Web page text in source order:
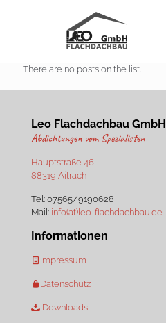
There are no posts on the list.
Leo Flachdachbau GmbH
Abdichtungen vom Spezialisten
Hauptstraße 46
88319 Aitrach
Tel: 07565/9190628
Mail: info(at)leo-flachdachbau.de
Informationen
Impressum
Datenschutz
Downloads